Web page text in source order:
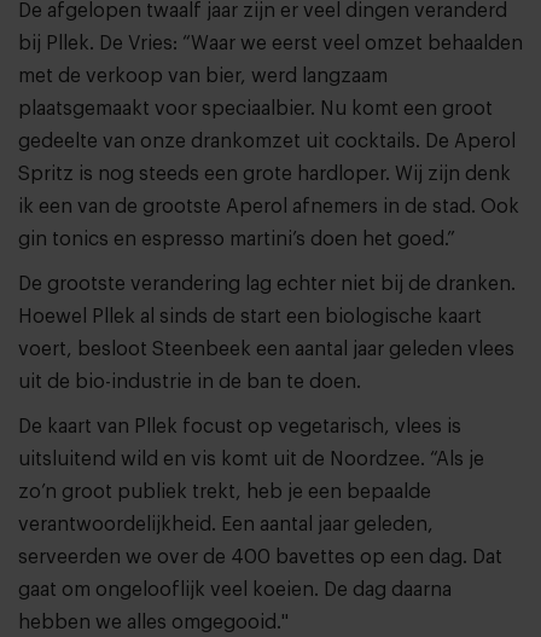
De afgelopen twaalf jaar zijn er veel dingen veranderd
bij Pllek. De Vries: “Waar we eerst veel omzet behaalden
met de verkoop van bier, werd langzaam
plaatsgemaakt voor speciaalbier. Nu komt een groot
gedeelte van onze drankomzet uit cocktails. De Aperol
Spritz is nog steeds een grote hardloper. Wij zijn denk
ik een van de grootste Aperol afnemers in de stad. Ook
gin tonics en espresso martini’s doen het goed.”
De grootste verandering lag echter niet bij de dranken.
Hoewel Pllek al sinds de start een biologische kaart
voert, besloot Steenbeek een aantal jaar geleden vlees
uit de bio-industrie in de ban te doen.
De kaart van Pllek focust op vegetarisch, vlees is
uitsluitend wild en vis komt uit de Noordzee. “Als je
zo’n groot publiek trekt, heb je een bepaalde
verantwoordelijkheid. Een aantal jaar geleden,
serveerden we over de 400 bavettes op een dag. Dat
gaat om ongelooflijk veel koeien. De dag daarna
hebben we alles omgegooid."